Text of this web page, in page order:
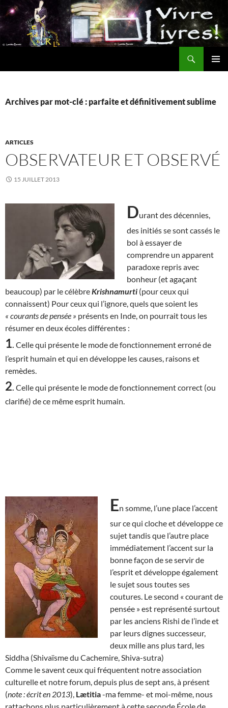
Aller
au
contenu
Archives par mot-clé : parfaite et définitivement sublime
ARTICLES
OBSERVATEUR ET OBSERVÉ
15 JUILLET 2013
Durant des décennies,
des initiés se sont cassés le
bol à essayer de
comprendre un apparent
paradoxe repris avec
bonheur (et agaçant
beaucoup) par le célèbre Krishnamurti (pour ceux qui
connaissent) Pour ceux qui l’ignore, quels que soient les
« courants de pensée » présents en Inde, on pourrait tous les
résumer en deux écoles différentes :
1 Celle qui présente le mode de fonctionnement erroné de
l’esprit humain et qui en développe les causes, raisons et
remèdes.
2 Celle qui présente le mode de fonctionnement correct (ou
clarifié) de ce même esprit humain.
En somme, l’une place l’accent
sur ce qui cloche et développe ce
sujet tandis que l’autre place
immédiatement l’accent sur la
bonne façon de se servir de
l’esprit et développe également
le sujet sous toutes ses
coutures. Le second « courant de
pensée » est représenté surtout
par les anciens Rishi de l’inde et
par leurs dignes successeur,
deux mille ans plus tard, les
Siddha (Shivaïsme du Cachemire, Shiva-sutra)
Comme le savent ceux qui fréquentent notre association
culturelle et notre forum, depuis plus de sept ans, à présent
(note : écrit en 2013), Lætitia-ma femme- et moi-même, nous
rattachons plus particulièrement à cette seconde École de